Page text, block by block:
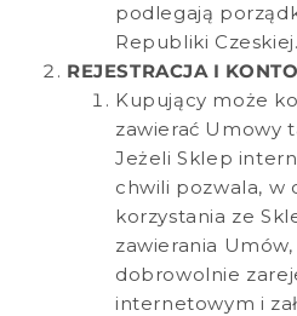
podlegają
Republiki Czeskiej.
REJESTRACJA I
Kupujący może
zawierać Umowy
Jeżeli Sklep
chwili pozwala, w
korzystania ze
zawierania
dobrowolnie
internetowym i